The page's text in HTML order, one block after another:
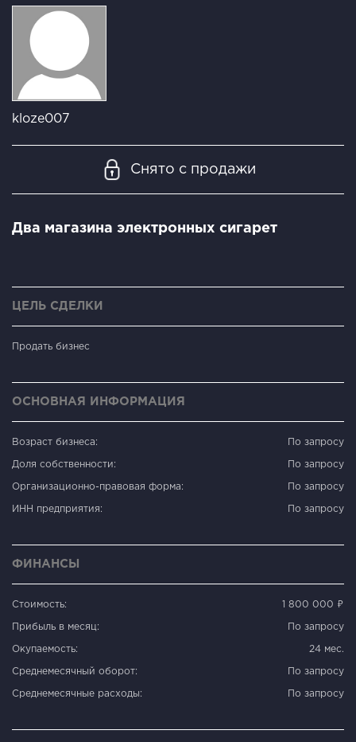
kloze007
Снято с продажи
Два магазина электронных сигарет
ЦЕЛЬ СДЕЛКИ
Продать бизнес
ОСНОВНАЯ ИНФОРМАЦИЯ
Возраст бизнеса: По запросу
Доля собственности: По запросу
Организационно-правовая форма: По запросу
ИНН предприятия: По запросу
ФИНАНСЫ
Стоимость: 1 800 000 ₽
Прибыль в месяц: По запросу
Окупаемость: 24 мес.
Среднемесячный оборот: По запросу
Среднемесячные расходы: По запросу